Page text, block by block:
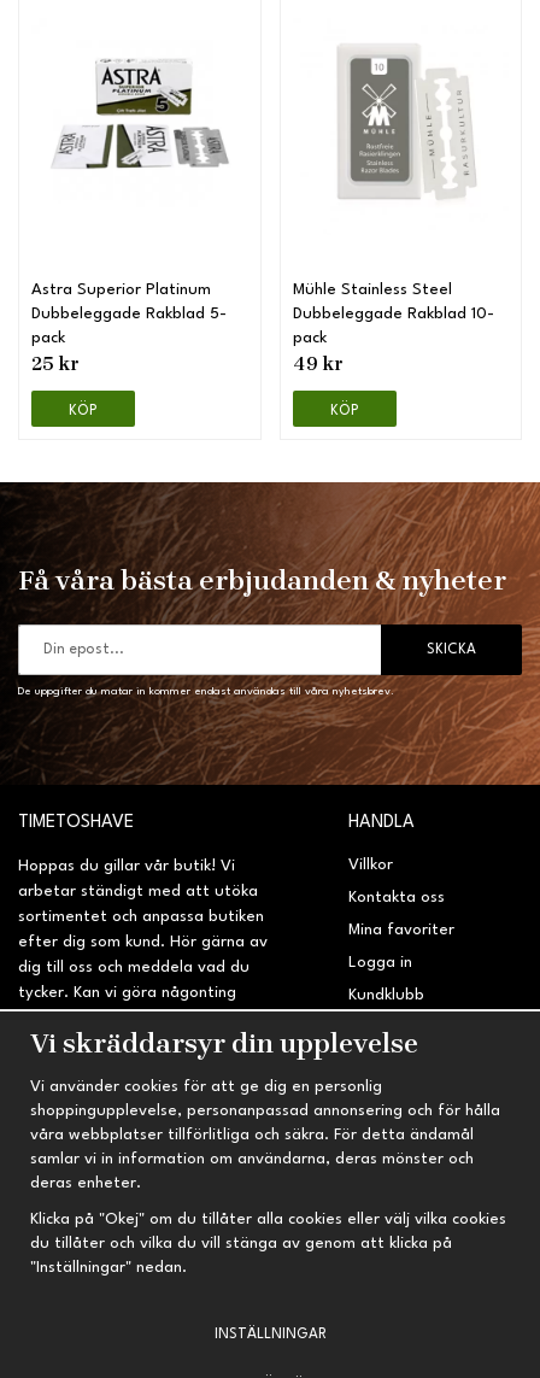
Astra Superior Platinum
Dubbeleggade Rakblad 5-
pack
25 kr
KÖP
Mühle Stainless Steel
Dubbeleggade Rakblad 10-
pack
49 kr
KÖP
Få våra bästa erbjudanden & nyheter
SKICKA
De uppgifter du matar in kommer endast användas till våra nyhetsbrev.
TIMETOSHAVE
Hoppas du gillar vår butik! Vi
arbetar ständigt med att utöka
sortimentet och anpassa butiken
efter dig som kund. Hör gärna av
dig till oss och meddela vad du
tycker. Kan vi göra någonting
sidan?
HANDLA
Villkor
Kontakta oss
Mina favoriter
Logga in
Kundklubb
INFORMATION
Om oss
Nyheter
Nyhetsbrev
Om cookies
Prenumeration
TRYGG HANDEL
Fri frakt vid köp över 695 kr
Kvalitetsprodukter till kanonpris
Vi skräddarsyr din upplevelse
Vi använder cookies för att ge dig en personlig
shoppingupplevelse, personanpassad annonsering och för hålla
våra webbplatser tillförlitliga och säkra. För detta ändamål
samlar vi in information om användarna, deras mönster och
deras enheter.
Klicka på "Okej" om du tillåter alla cookies eller välj vilka cookies
du tillåter och vilka du vill stänga av genom att klicka på
"Inställningar" nedan.
INSTÄLLNINGAR